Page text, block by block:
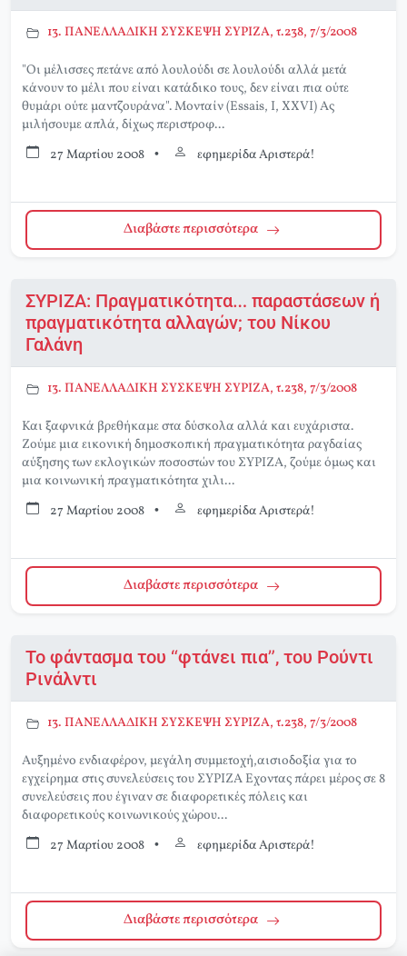
13. ΠΑΝΕΛΛΑΔΙΚΗ ΣΥΣΚΕΨΗ ΣΥΡΙΖΑ, τ.238, 7/3/2008
"Οι μέλισσες πετάνε από λουλούδι σε λουλούδι αλλά μετά
κάνουν το μέλι που είναι κατάδικο τους, δεν είναι πια ούτε
θυμάρι ούτε μαντζουράνα". Μονταίν (Essais, I, XXVI) Ας
μιλήσουμε απλά, δίχως περιστροφ...
27 Μαρτίου 2008 • εφημερίδα Αριστερά!
Διαβάστε περισσότερα
ΣΥΡΙΖΑ: Πραγματικότητα… παραστάσεων ή
πραγματικότητα αλλαγών; του Νίκου
Γαλάνη
13. ΠΑΝΕΛΛΑΔΙΚΗ ΣΥΣΚΕΨΗ ΣΥΡΙΖΑ, τ.238, 7/3/2008
Και ξαφνικά βρεθήκαμε στα δύσκολα αλλά και ευχάριστα.
Ζούμε μια εικονική δημοσκοπική πραγματικότητα ραγδαίας
αύξησης των εκλογικών ποσοστών του ΣΥΡΙΖΑ, ζούμε όμως και
μια κοινωνική πραγματικότητα χιλι...
27 Μαρτίου 2008 • εφημερίδα Αριστερά!
Διαβάστε περισσότερα
Το φάντασμα του “φτάνει πια”, του Ρούντι
Ρινάλντι
13. ΠΑΝΕΛΛΑΔΙΚΗ ΣΥΣΚΕΨΗ ΣΥΡΙΖΑ, τ.238, 7/3/2008
Αυξημένο ενδιαφέρον, μεγάλη συμμετοχή,αισιοδοξία για το
εγχείρημα στις συνελεύσεις του ΣΥΡΙΖΑ Εχοντας πάρει μέρος σε 8
συνελεύσεις που έγιναν σε διαφορετικές πόλεις και
διαφορετικούς κοινωνικούς χώρου...
27 Μαρτίου 2008 • εφημερίδα Αριστερά!
Διαβάστε περισσότερα